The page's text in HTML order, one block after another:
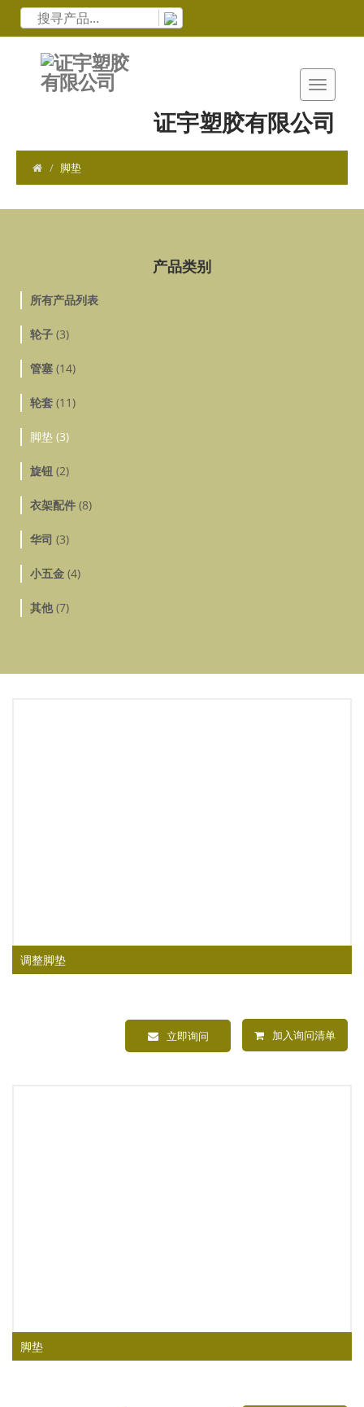
证宇塑胶有限公司
脚垫
产品类别
所有产品列表
轮子 (3)
管塞 (14)
轮套 (11)
脚垫 (3)
旋钮 (2)
衣架配件 (8)
华司 (3)
小五金 (4)
其他(7)
调整脚垫
立即询问 加入询问清单
脚垫